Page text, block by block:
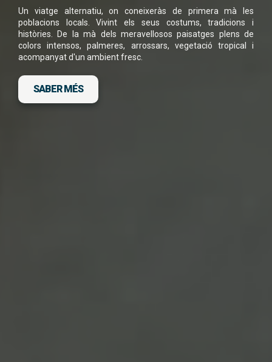
Un viatge alternatiu, on coneixeràs de primera mà les
poblacions locals. Vivint els seus costums, tradicions i
històries. De la mà dels meravellosos paisatges plens de
colors intensos, palmeres, arrossars, vegetació tropical i
acompanyat d'un ambient fresc.
SABER MÉS
He llegit i accepto la Política de Privacitat